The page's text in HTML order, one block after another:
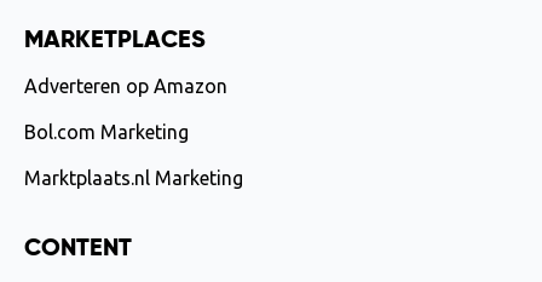
MARKETPLACES
Adverteren op Amazon
Bol.com Marketing
Marktplaats.nl Marketing
CONTENT